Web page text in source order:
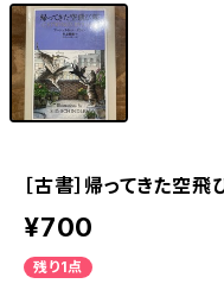
［古書］帰ってきた空飛
¥700
残り1点